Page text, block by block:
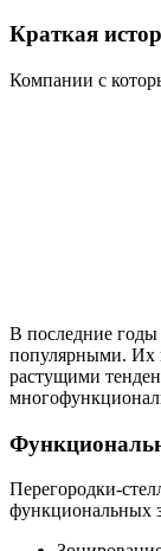
Краткая
Компании с
В последние годы
популярными. Их
растущими
Перегородки-
функциональных